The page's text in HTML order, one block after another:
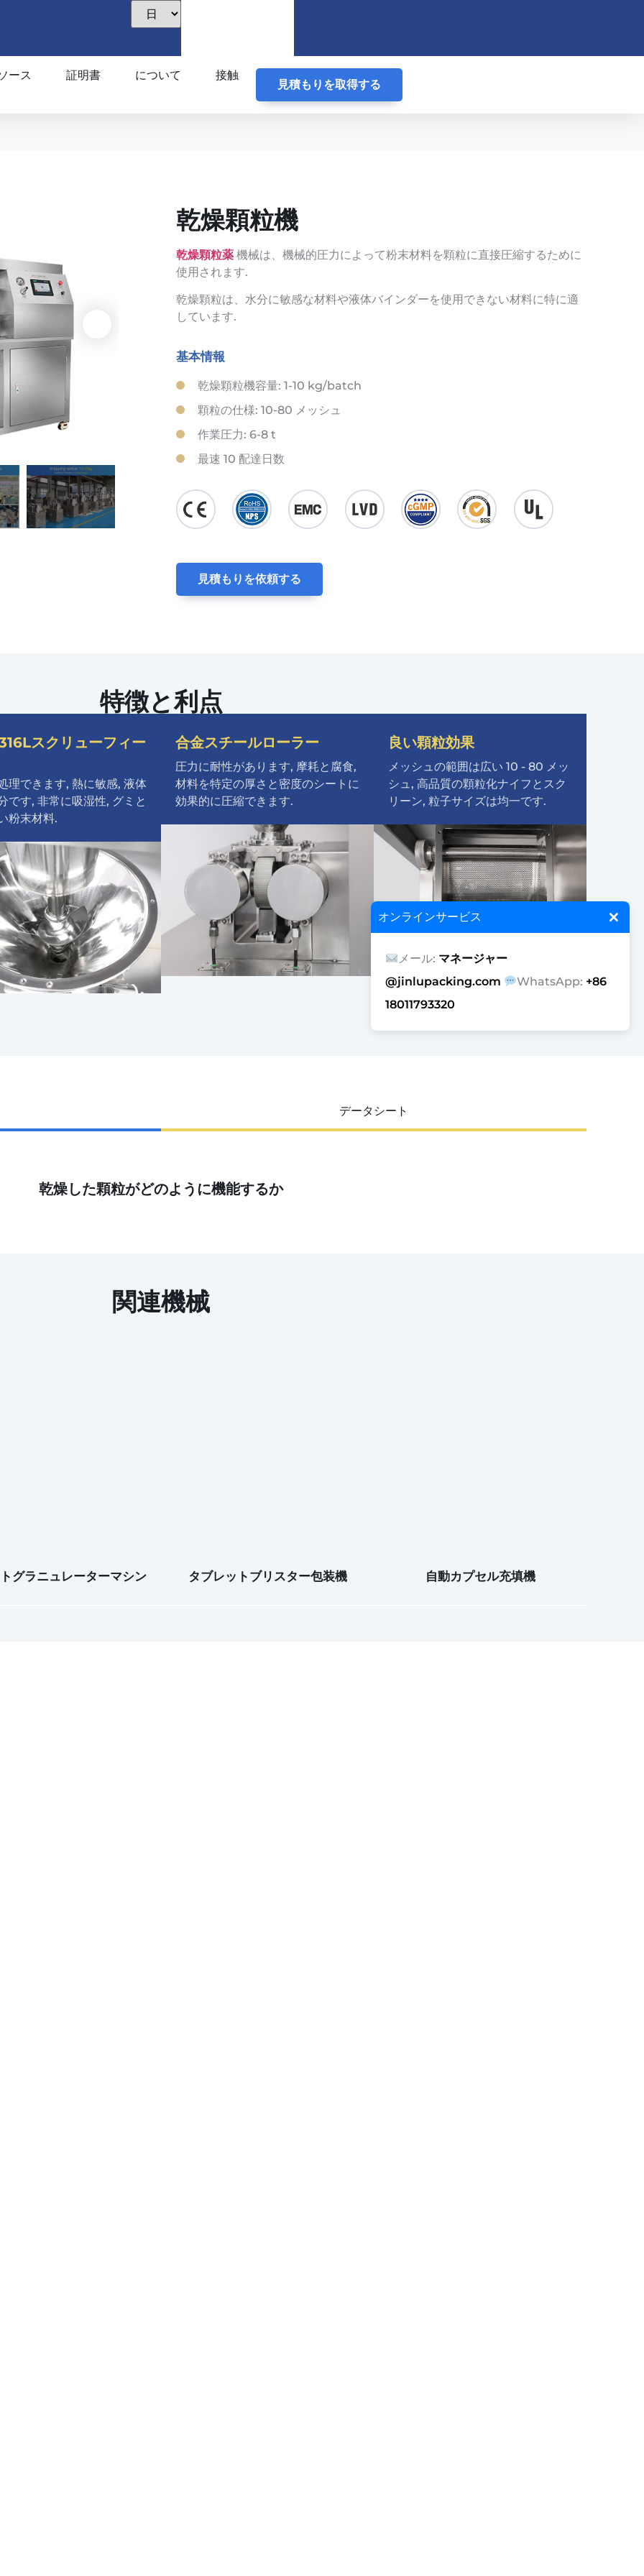
×
オンラインサービス
メール: マネージャー
@jinlupacking.com
WhatsApp: +86
18011793320
ース 証明書 について 接触
見積もりを取得する
乾燥顆粒機
乾燥顆粒薬機械は、機械的圧力によって粉末材料を顆粒に直接圧縮するために
使用されます.
乾燥顆粒は、水分に敏感な材料や液体バインダーを使用できない材料に特に適
しています.
基本情報
乾燥顆粒機容量: 1-10 kg/batch
顆粒の仕様: 10-80 メッシュ
作業圧力: 6-8 t
最速 10 配達日数
見積もりを依頼する
特徴と利点
スクリューフィー
理できます, 熱に敏感, 液体
です, 非常に吸湿性, グミと
粉末材料.
合金スチールローラー
圧力に耐性があります, 摩耗と腐食,
材料を特定の厚さと密度のシートに
効果的に圧縮できます.
良い顆粒効果
メッシュの範囲は広い 10 - 80 メッ
シュ, 高品質の顆粒化ナイフとスク
リーン, 粒子サイズは均一です.
データシート
乾燥した顆粒がどのように機能するか
関連機械
グラニュレーターマシン タブレットブリスター包装機 自動カプセル充填機